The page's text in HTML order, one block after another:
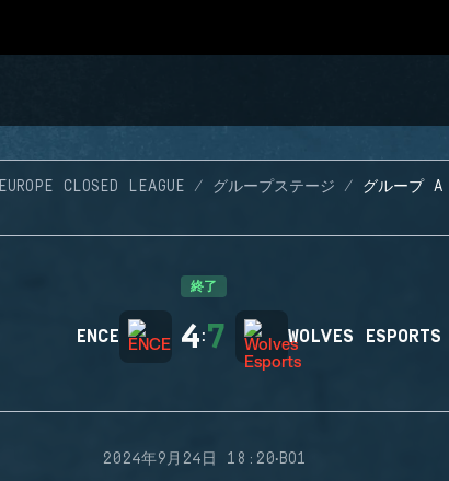
EUROPE CLOSED LEAGUE グループステージ グループ
終了
ENCE 4:7 WOLVES ESPORTS
2024年9月24日 18:20·BO1